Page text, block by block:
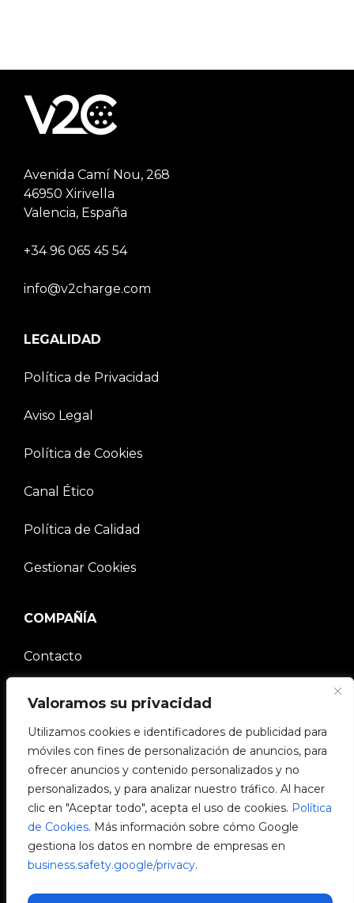
Valoramos su privacidad
Utilizamos cookies e identificadores de publicidad para
móviles con fines de personalización de anuncios, para
ofrecer anuncios y contenido personalizados y no
personalizados, y para analizar nuestro tráfico. Al hacer
clic en "Aceptar todo", acepta el uso de cookies. Política
de Cookies. Más información sobre cómo Google
gestiona los datos en nombre de empresas en
business.safety.google/privacy.
Avenida Camí Nou, 268
46950 Xirivella
Valencia, España
+34 96 065 45 54
info@v2charge.com
LEGALIDAD
Política de Privacidad
Aviso Legal
Política de Cookies
Canal Ético
Política de Calidad
Gestionar Cookies
COMPAÑÍA
Contacto
Comunidad V2C
Trabaja con nosotros
e-Chargers
V2C Power
V2C Cloud